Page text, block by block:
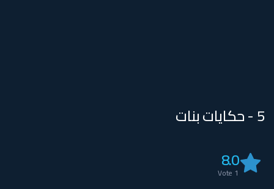
5 - حكايات بنات
8.0
1